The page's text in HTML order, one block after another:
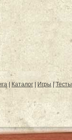
| Каталог | Игры |Тесты